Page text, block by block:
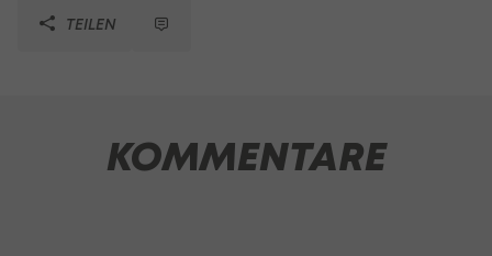
TEILEN
KOMMENTARE